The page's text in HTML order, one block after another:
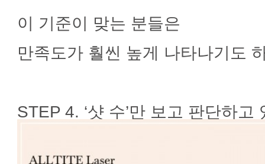
이 기준이 맞는 분들은
만족도가 훨씬 높게 나타나기도
STEP 4. ‘샷 수’만 보고 판단하고